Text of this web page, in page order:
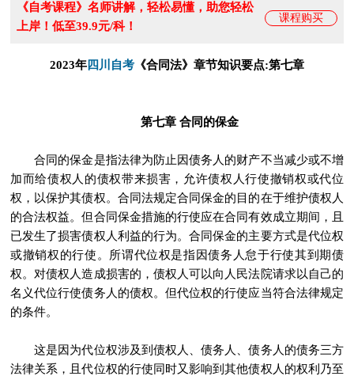
课程购买
《自考课程》名师讲解，轻松易懂，助您轻松
上岸！低至39.9元/科！
2023年四川自考 《合同法》章节知识要点:第七章
第七章 合同的保金
合同的保金是指法律为防止因债务人的财产不当减少或不增
加而给债权人的债权带来损害，允许债权人行使撤销权或代位
权，以保护其债权。合同法规定合同保金的目的在于维护债权人
的合法权益。但合同保金措施的行使应在合同有效成立期间，且
已发生了损害债权人利益的行为。合同保金的主要方式是代位权
或撤销权的行使。所谓代位权是指因债务人怠于行使其到期债
权。对债权人造成损害的，债权人可以向人民法院请求以自己的
名义代位行使债务人的债权。但代位权的行使应当符合法律规定
的条件。
这是因为代位权涉及到债权人、债务人、债务人的债务三方
法律关系，且代位权的行使同时又影响到其他债权人的权利乃至